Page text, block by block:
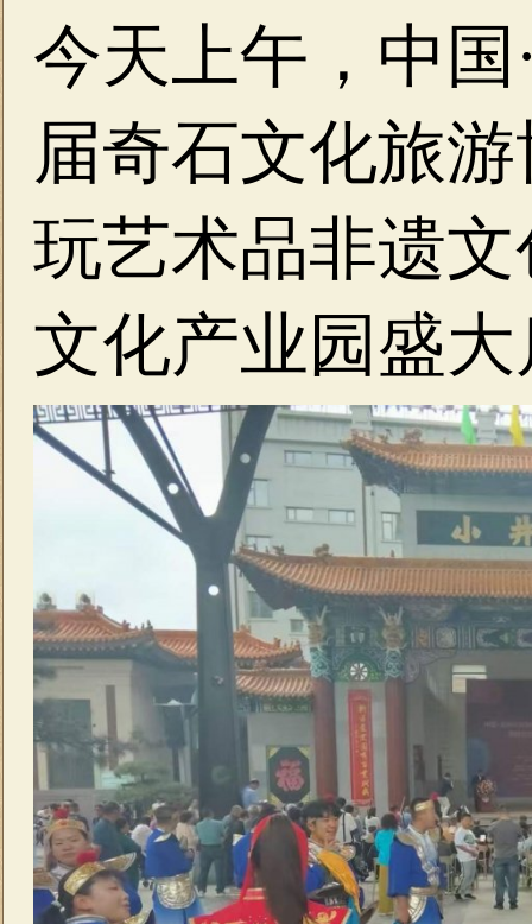
今天上午，中
届奇石文化旅
玩艺术品非遗
文化产业园盛